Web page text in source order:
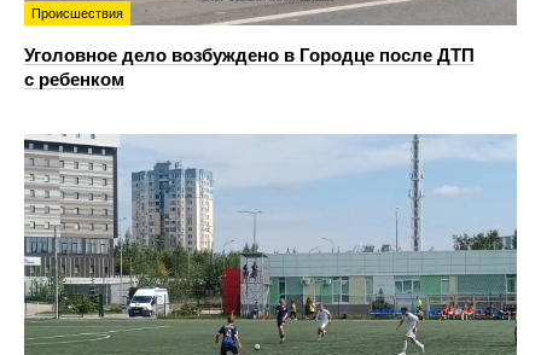
Происшествия
Уголовное дело возбуждено в Городце после ДТП
с ребенком